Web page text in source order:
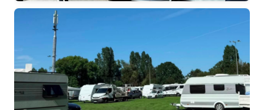
Bruges : Départ de la communauté de Gens du
voyage installée illicitement à Daugère